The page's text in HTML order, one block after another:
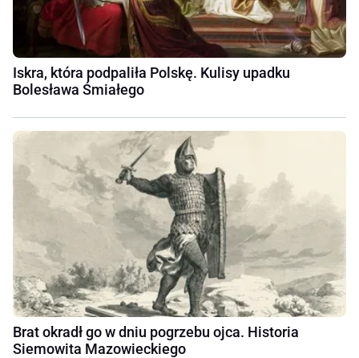
Iskra, która podpaliła Polskę. Kulisy upadku
Bolesława Śmiałego
Brat okradł go w dniu pogrzebu ojca. Historia
Siemowita Mazowieckiego